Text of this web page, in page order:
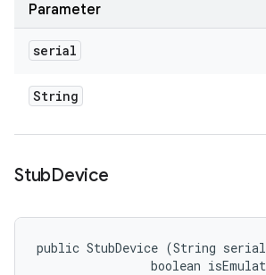
Parameter
serial
String
StubDevice
public StubDevice (String
boolean